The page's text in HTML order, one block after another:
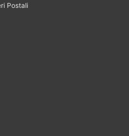
Postali